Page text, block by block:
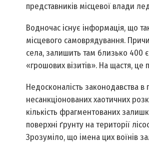
представників місцевої влади
Водночас існує інформація, що
місцевого самоврядування.
села, залишить там близько 400
«грошових візитів». На щастя,
Недосконалість законодавства в
несанкціонованих хаотичних
кількість фрагментованих
поверхні ґрунту на території
Зрозуміло, що імена цих воїнів